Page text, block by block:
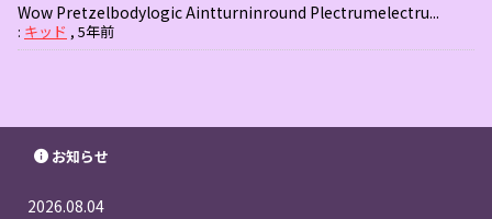
Wow Pretzelbodylogic Aintturninround Plectrumelectru...
: キッド , 5年前
お知らせ
2026.08.04